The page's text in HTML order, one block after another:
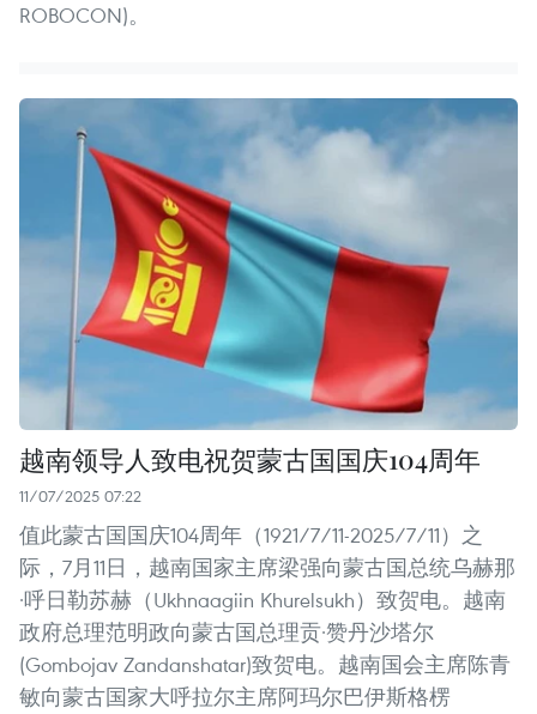
ROBOCON)。
越南领导人致电祝贺蒙古国国庆104周年
11/07/2025 07:22
值此蒙古国国庆104周年（1921/7/11-2025/7/11）之
际，7月11日，越南国家主席梁强向蒙古国总统乌赫那
·呼日勒苏赫（Ukhnaagiin Khurelsukh）致贺电。越南
政府总理范明政向蒙古国总理贡·赞丹沙塔尔
(Gombojav Zandanshatar)致贺电。越南国会主席陈青
敏向蒙古国家大呼拉尔主席阿玛尔巴伊斯格楞